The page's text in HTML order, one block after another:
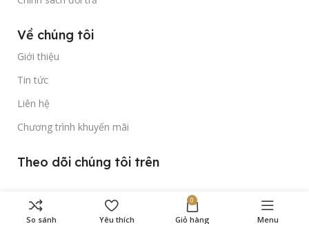
Về chúng tôi
Giới thiệu
Tin tức
Liên hệ
Chương trình khuyến mãi
Theo dõi chúng tôi trên
Bản quyền thuộc về Gold Time Watch © 2023.
So sánh Yêu thích
0
Giỏ hàng Menu